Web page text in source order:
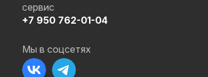
+7 950 762-01-04
сервис
Мы в соцсетях